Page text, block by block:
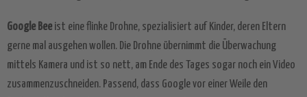
Google Bee ist eine flinke Drohne, spezialisiert auf Kinder, deren Eltern
gerne mal ausgehen wollen. Die Drohne übernimmt die Überwachung
mittels Kamera und ist so nett, am Ende des Tages sogar noch ein Video
zusammenzuschneiden. Passend, dass Google vor einer Weile den